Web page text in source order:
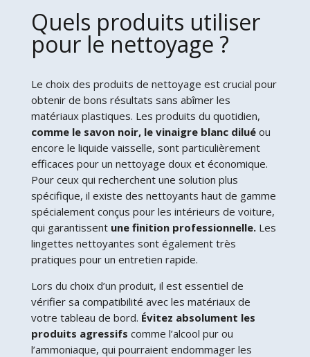
Quels produits utiliser
pour le nettoyage ?
Le choix des produits de nettoyage est crucial pour
obtenir de bons résultats sans abîmer les
matériaux plastiques. Les produits du quotidien,
comme le savon noir, le vinaigre blanc dilué ou
encore le liquide vaisselle, sont particulièrement
efficaces pour un nettoyage doux et économique.
Pour ceux qui recherchent une solution plus
spécifique, il existe des nettoyants haut de gamme
spécialement conçus pour les intérieurs de voiture,
qui garantissent une finition professionnelle.Les
lingettes nettoyantes sont également très
pratiques pour un entretien rapide.
Lors du choix d’un produit, il est essentiel de
vérifier sa compatibilité avec les matériaux de
votre tableau de bord. Évitez absolument les
produits agressifs comme l’alcool pur ou
l’ammoniaque, qui pourraient endommager les